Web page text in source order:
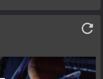
refresh